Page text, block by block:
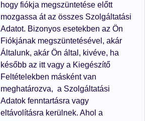
hogy fiókja megszüntetése előtt
mozgassa át az összes Szolgáltatási
Adatot. Bizonyos esetekben az Ön
Fiókjának megszüntetésével, akár
Általunk, akár Ön által, kivéve, ha
később az itt vagy a Kiegészítő
Feltételekben másként van
meghatározva, a Szolgáltatási
Adatok fenntartásra vagy
eltávolításra kerülnek. Ahol a